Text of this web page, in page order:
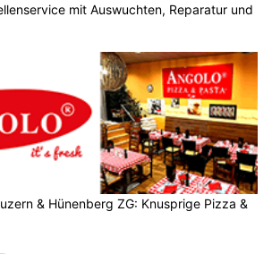
mit Auswuchten, Reparatur und
& Hünenberg ZG: Knusprige Pizza &